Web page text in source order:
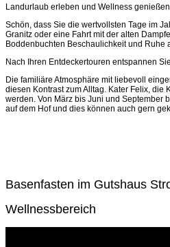
Landurlaub erleben und Wellness
Schön, dass Sie die wertvollsten Tage im
Granitz oder eine Fahrt mit der alten
Boddenbuchten Beschaulichkeit und Ruhe
Nach Ihren Entdeckertouren entspannen
Die familiäre Atmosphäre mit liebevoll
diesen Kontrast zum Alltag. Kater Felix,
werden. Von März bis Juni und September
auf dem Hof und dies können auch gern
Basenfasten im Gutshaus
Wellnessbereich